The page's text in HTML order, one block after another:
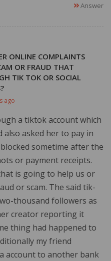
Answer
ONLINE COMPLAINTS
OR FRAUD THAT
TIK TOK OR SOCIAL
ago
a tiktok account which
also asked her to pay in
sometime after the
or payment receipts.
is going to help us or
or scam. The said tik-
thousand followers as
creator reporting it
thing had happened to
my friend
account to another bank